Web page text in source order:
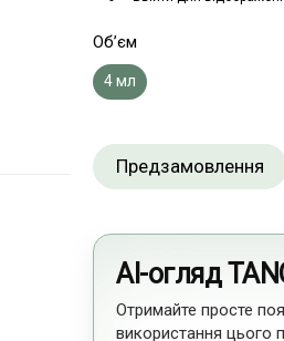
Об’єм
4 мл
Предзамовлення
AI-огляд
Отримайте просте
використання цього